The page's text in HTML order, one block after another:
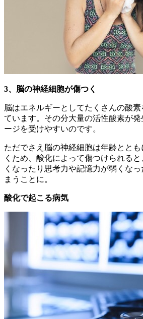
3、脳の神経細胞が傷つく
脳はエネルギーとしてたくさんの酸素
ています。その分大量の活性酸素が発
ージを受けやすいのです。
ただでさえ脳の神経細胞は年齢ととも
くため、酸化によって傷つけられる
くなったり思考力や記憶力が弱くなっ
まうことに。
酸化で起こる病気